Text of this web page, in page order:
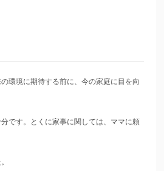
環境に期待する前に、今の家庭に目を向
です。とくに家事に関しては、ママに頼